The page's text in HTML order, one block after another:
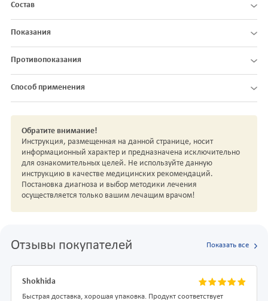
Состав
Показания
Противопоказания
Способ применения
Обратите внимание!
Инструкция, размещенная на данной странице, носит
информационный характер и предназначена исключительно
для ознакомительных целей. Не используйте данную
инструкцию в качестве медицинских рекомендаций.
Постановка диагноза и выбор методики лечения
осуществляется только вашим лечащим врачом!
Отзывы покупателей Показать все
Shokhida
Быстрая доставка, хорошая упаковка. Продукт соответствует